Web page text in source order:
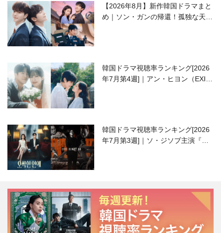
【2026年8月】新作韓国ドラマまと
め｜ソン・ガンの帰還！孤独な天才
韓国ドラマ視聴率ランキング[2026
年7月第4週]｜アン・ヒヨン（EXID
韓国ドラマ視聴率ランキング[2026
年7月第3週]｜ソ・ジソブ主演『エ